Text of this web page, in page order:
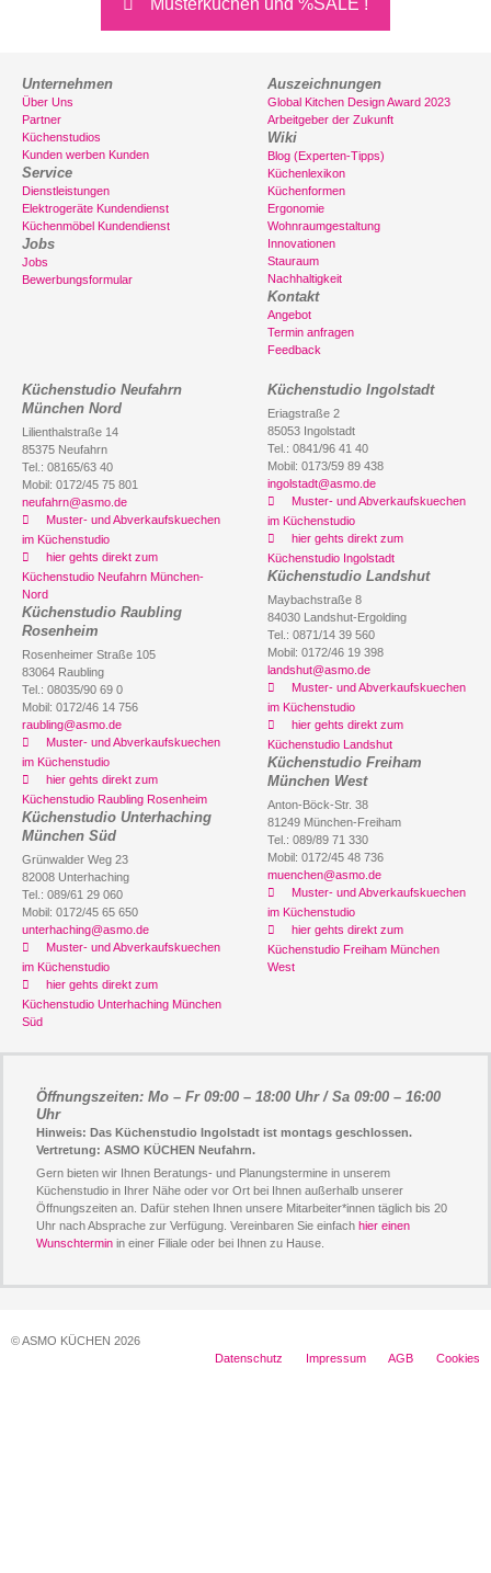
Unternehmen
Über Uns
Partner
Küchenstudios
Kunden werben Kunden
Service
Dienstleistungen
Elektrogeräte Kundendienst
Küchenmöbel Kundendienst
Jobs
Jobs
Bewerbungsformular
Auszeichnungen
Global Kitchen Design Award 2023
Arbeitgeber der Zukunft
Wiki
Blog (Experten-Tipps)
Küchenlexikon
Küchenformen
Ergonomie
Wohnraumgestaltung
Innovationen
Stauraum
Nachhaltigkeit
Kontakt
Angebot
Termin anfragen
Feedback
Küchenstudio Neufahrn
München Nord
Lilienthalstraße 14
85375 Neufahrn
Tel.: 08165/63 40
Mobil: 0172/45 75 801
neufahrn@asmo.de
Muster- und Abverkaufskuechen
im Küchenstudio
hier gehts direkt zum
Küchenstudio Neufahrn München-
Nord
Küchenstudio Raubling
Rosenheim
Rosenheimer Straße 105
83064 Raubling
Tel.: 08035/90 69 0
Mobil: 0172/46 14 756
raubling@asmo.de
Muster- und Abverkaufskuechen
im Küchenstudio
hier gehts direkt zum
Küchenstudio Raubling Rosenheim
Küchenstudio Unterhaching
München Süd
Grünwalder Weg 23
82008 Unterhaching
Tel.: 089/61 29 060
Mobil: 0172/45 65 650
unterhaching@asmo.de
Muster- und Abverkaufskuechen
im Küchenstudio
hier gehts direkt zum
Küchenstudio Unterhaching München
Süd
Küchenstudio Ingolstadt
Eriagstraße 2
85053 Ingolstadt
Tel.: 0841/96 41 40
Mobil: 0173/59 89 438
ingolstadt@asmo.de
Muster- und Abverkaufskuechen
im Küchenstudio
hier gehts direkt zum
Küchenstudio Ingolstadt
Küchenstudio Landshut
Maybachstraße 8
84030 Landshut-Ergolding
Tel.: 0871/14 39 560
Mobil: 0172/46 19 398
landshut@asmo.de
Muster- und Abverkaufskuechen
im Küchenstudio
hier gehts direkt zum
Küchenstudio Landshut
Küchenstudio Freiham
München West
Anton-Böck-Str. 38
81249 München-Freiham
Tel.: 089/89 71 330
Mobil: 0172/45 48 736
muenchen@asmo.de
Muster- und Abverkaufskuechen
im Küchenstudio
hier gehts direkt zum
Küchenstudio Freiham München
West
Öffnungszeiten: Mo – Fr 09:00 – 18:00 Uhr / Sa 09:00 – 16:00
Uhr
Hinweis: Das Küchenstudio Ingolstadt ist montags geschlossen.
Vertretung: ASMO KÜCHEN Neufahrn.
Gern bieten wir Ihnen Beratungs- und Planungstermine in unserem
Küchenstudio in Ihrer Nähe oder vor Ort bei Ihnen außerhalb unserer
Öffnungszeiten an. Dafür stehen Ihnen unsere Mitarbeiter*innen täglich bis 20
Uhr nach Absprache zur Verfügung. Vereinbaren Sie einfach hier einen
Wunschtermin in einer Filiale oder bei Ihnen zu Hause.
© ASMO KÜCHEN 2026
Datenschutz
Impressum AGB Cookies